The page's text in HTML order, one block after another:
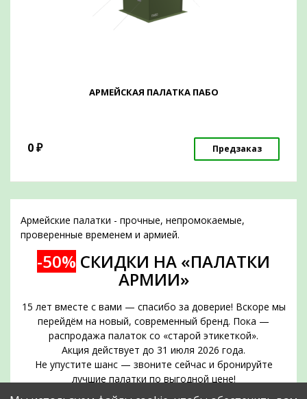
АРМЕЙСКАЯ ПАЛАТКА ПАБО
0₽ Предзаказ
Армейские палатки - прочные, непромокаемые,
проверенные временем и армией.
-50% СКИДКИ НА «ПАЛАТКИ
АРМИИ»
15 лет вместе с вами — спасибо за доверие! Вскоре мы
перейдём на новый, современный бренд. Пока —
распродажа палаток со «старой этикеткой».
Акция действует до 31 июля 2026 года.
Не упустите шанс — звоните сейчас и бронируйте
лучшие палатки по выгодной цене!
Срок действия акции — до 31 июля 2026 года